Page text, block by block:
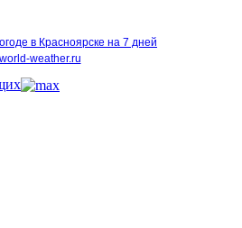
в Красноярске на 7 дней
world-weather.ru